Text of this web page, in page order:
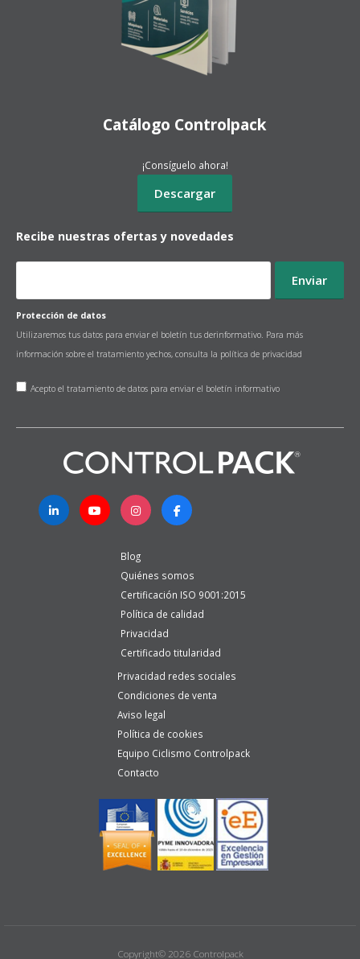
Recibe nuestras ofertas y novedades
Protección de datos
Utilizaremos tus datos para enviar el boletín tus derinformativo. Para más
información sobre el tratamiento yechos, consulta la política de privacidad
Acepto el tratamiento de datos para enviar el boletín informativo
Catálogo Controlpack
¡Consíguelo ahora!
Blog
Quiénes somos
Certificación ISO 9001:2015
Política de calidad
Privacidad
Certificado titularidad
Privacidad redes sociales
Condiciones de venta
Aviso legal
Política de cookies
Equipo Ciclismo Controlpack
Contacto
Copyright© 2026 Controlpack